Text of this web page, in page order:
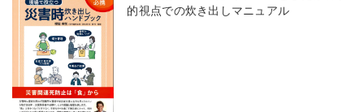
的視点での炊き出しマニュアル